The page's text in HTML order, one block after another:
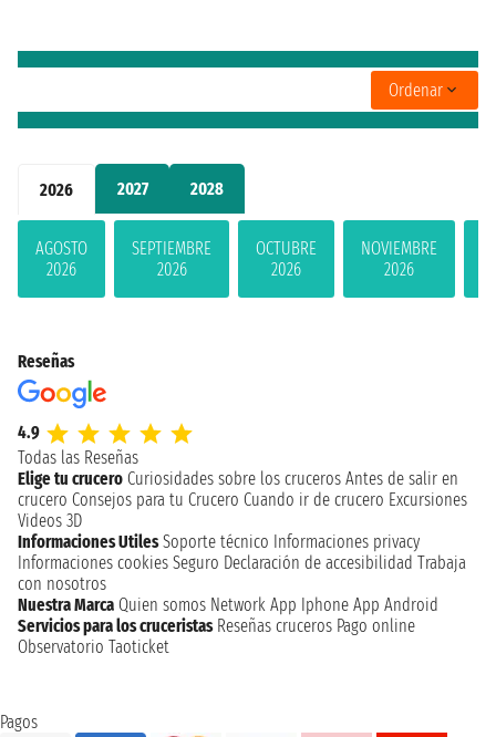
2026 2027 2028
AGOSTO
2026
SEPTIEMBRE
2026
OCTUBRE
2026
NOVIEMBRE
2026
Ordenar
Reseñas
4.9
Todas las Reseñas
Elige tu crucero Curiosidades sobre los cruceros Antes de salir en
crucero Consejos para tu Crucero Cuando ir de crucero Excursiones
Videos 3D
Informaciones Utiles Soporte técnico Informaciones privacy
Informaciones cookies Seguro Declaración de accesibilidad Trabaja
con nosotros
Nuestra Marca Quien somos Network App Iphone App Android
Servicios para los cruceristas Reseñas cruceros Pago online
Observatorio Taoticket
Pagos